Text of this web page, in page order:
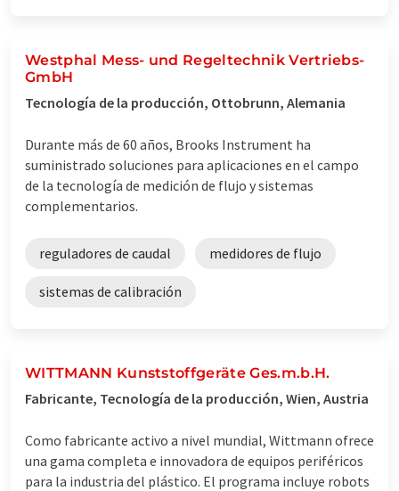
Westphal Mess- und Regeltechnik Vertriebs-
GmbH
Tecnología de la producción, Ottobrunn, Alemania
Durante más de 60 años, Brooks Instrument ha
suministrado soluciones para aplicaciones en el campo
de la tecnología de medición de flujo y sistemas
complementarios.
reguladores de caudal medidores de flujo
sistemas de calibración
WITTMANN Kunststoffgeräte Ges.m.b.H.
Fabricante, Tecnología de la producción, Wien, Austria
Como fabricante activo a nivel mundial, Wittmann ofrece
una gama completa e innovadora de equipos periféricos
para la industria del plástico. El programa incluye robots